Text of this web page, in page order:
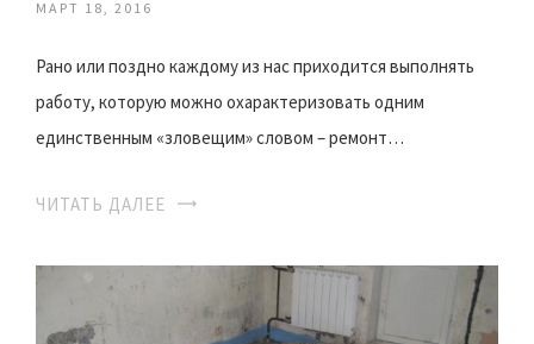
МАРТ 18, 2016
Рано или поздно каждому из нас приходится выполнять
работу, которую можно охарактеризовать одним
единственным «зловещим» словом – ремонт…
ЧИТАТЬ ДАЛЕЕ